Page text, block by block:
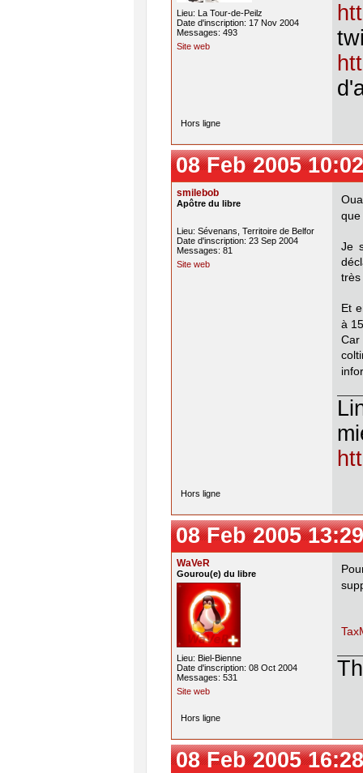
Lieu: La Tour-de-Peilz
Date d'inscription: 17 Nov 2004
Messages: 493
Site web
Hors ligne
08 Feb 2005
smilebob
Apôtre du libre
Lieu: Sévenans, Territoire de Belfor
Date d'inscription: 23 Sep 2004
Messages: 81
Site web
que
Je
très
Et
à
Car
Hors ligne
08 Feb 2005
WaVeR
Gourou(e) du libre
Lieu: Biel-Bienne
Date d'inscription: 08 Oct 2004
Messages: 531
Site web
Hors ligne
08 Feb 2005